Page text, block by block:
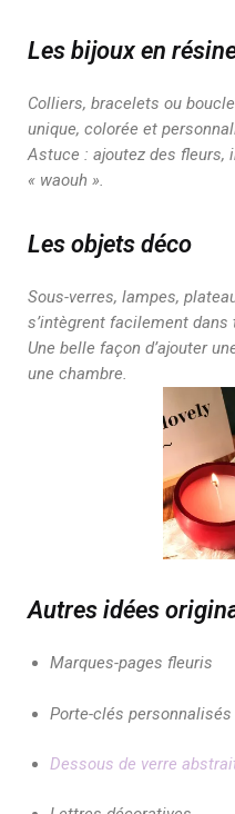
Les bijoux en
Colliers, bracelets ou
unique, colorée et
Astuce : ajoutez des fleurs,
« waouh ».
Les objets déco
Sous-verres, lampes,
s’intègrent facilement dans
Une belle façon d’ajouter
une chambre.
Autres idées
Marques-pages fleuris
Porte-clés personnalisés
Dessous de verre